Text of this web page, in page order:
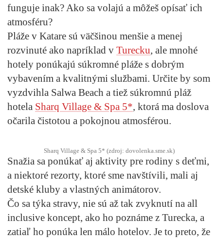
funguje inak? Ako sa volajú a môžeš opísať ich
atmosféru?
Pláže v Katare sú väčšinou menšie a menej
rozvinuté ako napríklad v Turecku, ale mnohé
hotely ponúkajú súkromné pláže s dobrým
vybavením a kvalitnými službami. Určite by som
vyzdvihla Salwa Beach a tiež súkromnú pláž
hotela Sharq Village & Spa 5*, ktorá ma doslova
očarila čistotou a pokojnou atmosférou.
Sharq Village & Spa 5* (zdroj: dovolenka.sme.sk)
Snažia sa ponúkať aj aktivity pre rodiny s deťmi,
a niektoré rezorty, ktoré sme navštívili, mali aj
detské kluby a vlastných animátorov.
Čo sa týka stravy, nie sú až tak zvyknutí na all
inclusive koncept, ako ho poznáme z Turecka, a
zatiaľ ho ponúka len málo hotelov. Je to preto, že